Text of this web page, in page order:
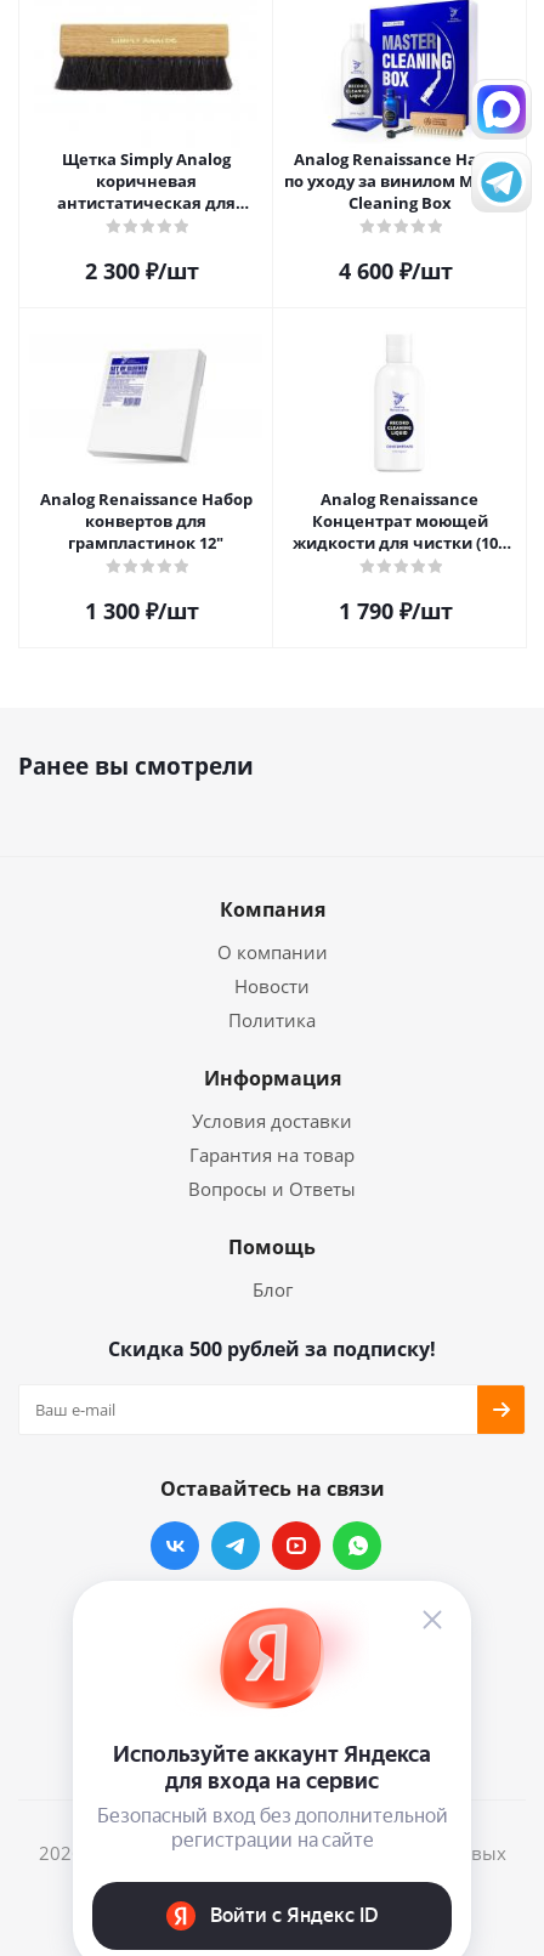
Щетка Simply Analog
коричневая
антистатическая для
чистки виниловых
2 300₽/шт
Analog Renaissance Набор
по уходу за винилом Master
Cleaning Box
4 600₽/шт
Analog Renaissance Набор
конвертов для
грампластинок 12"
1 300₽/шт
Analog Renaissance
Концентрат моющей
жидкости для чистки (100
мл)
1 790₽/шт
Ранее вы смотрели
Компания
О компании
Новости
Политика
Информация
Условия доставки
Гарантия на товар
Вопросы и Ответы
Помощь
Блог
Скидка 500 рублей за подписку!
Оставайтесь на связи
Наши контакты
info@vinylmarkt.ru
2026 © Винилмаркт - интернет-магазин виниловых
пластинок